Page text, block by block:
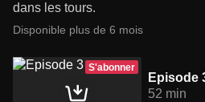
dans les tours.
Disponible plus de 6 mois
S'abonner
Episode
52 min